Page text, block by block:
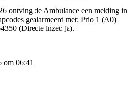
ontving de Ambulance een melding in
gealarmeerd met: Prio 1 (A0)
(Directe inzet: ja).
om 06:41